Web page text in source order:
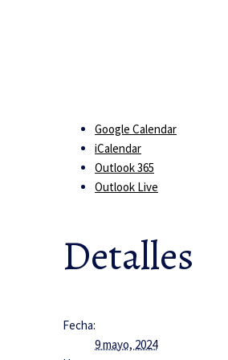
Google Calendar
iCalendar
Outlook 365
Outlook Live
Detalles
Fecha:
9 mayo, 2024